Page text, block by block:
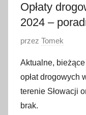
Opłaty
2024 –
O
u
b
l
i
przez Tomek
Aktualne,
opłat drogowych
terenie Słowacji
brak.